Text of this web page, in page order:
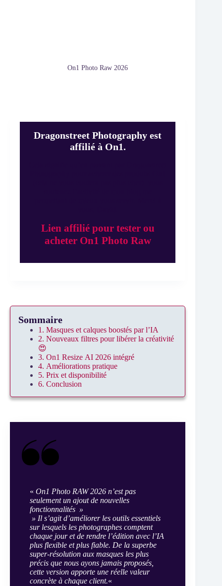
On1 Photo Raw 2026
Dragonstreet Photography est
affilié à On1.
Lien affilié pour tester ou
acheter On1 Photo Raw
Sommaire
1. Masques et calques boostés par l’IA
2. Nouveaux filtres pour libérer la créativité
😍
3. On1 Resize AI 2026 intégré
4. Améliorations pratique
5. Prix et disponibilité
6. Conclusion
« On1 Photo RAW 2026 n’est pas
seulement un ajout de nouvelles
fonctionnalités »
» Il s’agit d’améliorer les outils essentiels
sur lesquels les photographes comptent
chaque jour et de rendre l’édition avec l’IA
plus flexible et plus fiable. De la superbe
super-résolution aux masques les plus
précis que nous ayons jamais proposés,
cette version apporte une réelle valeur
concrète à chaque client.«